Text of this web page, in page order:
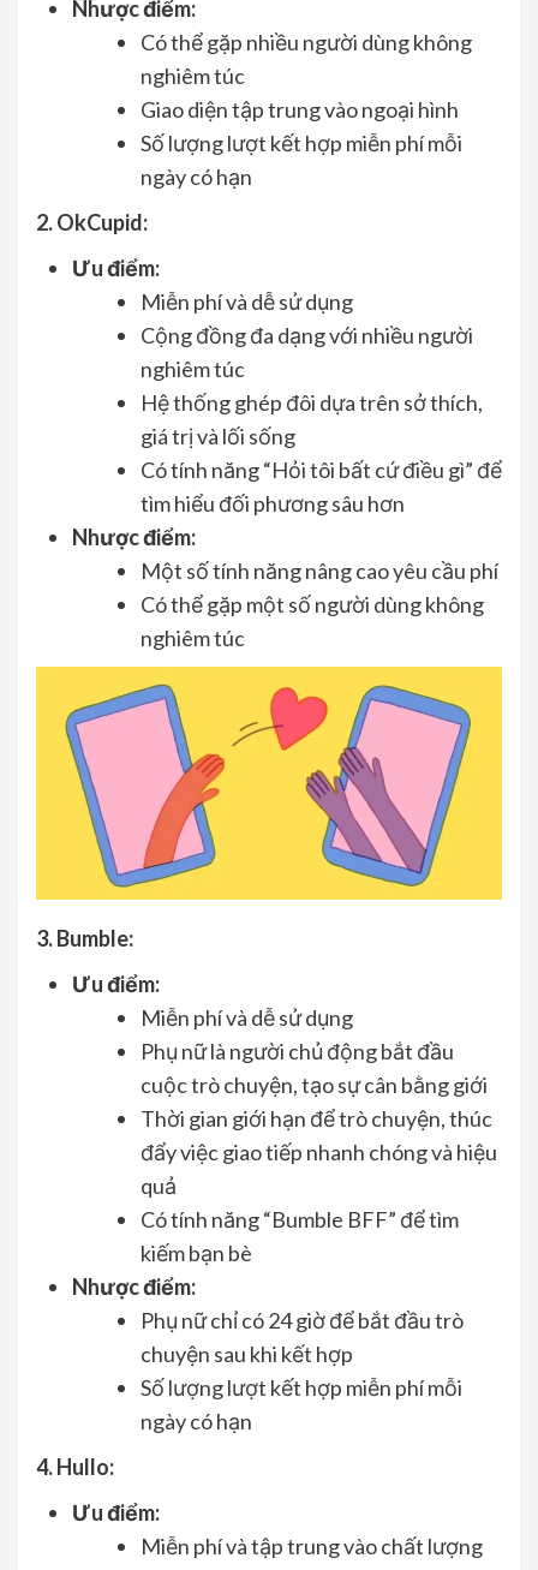
Nhược điểm:
Có thể gặp nhiều người dùng không
nghiêm túc
Giao diện tập trung vào ngoại hình
Số lượng lượt kết hợp miễn phí mỗi
ngày có hạn
2. OkCupid:
Ưu điểm:
Miễn phí và dễ sử dụng
Cộng đồng đa dạng với nhiều người
nghiêm túc
Hệ thống ghép đôi dựa trên sở thích,
giá trị và lối sống
Có tính năng “Hỏi tôi bất cứ điều gì” để
tìm hiểu đối phương sâu hơn
Nhược điểm:
Một số tính năng nâng cao yêu cầu phí
Có thể gặp một số người dùng không
nghiêm túc
3. Bumble:
Ưu điểm:
Miễn phí và dễ sử dụng
Phụ nữ là người chủ động bắt đầu
cuộc trò chuyện, tạo sự cân bằng giới
Thời gian giới hạn để trò chuyện, thúc
đẩy việc giao tiếp nhanh chóng và hiệu
quả
Có tính năng “Bumble BFF” để tìm
kiếm bạn bè
Nhược điểm:
Phụ nữ chỉ có 24 giờ để bắt đầu trò
chuyện sau khi kết hợp
Số lượng lượt kết hợp miễn phí mỗi
ngày có hạn
4.Hullo:
Ưu điểm:
Miễn phí và tập trung vào chất lượng